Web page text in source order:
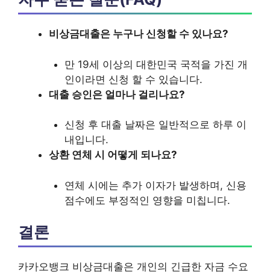
비상금대출은 누구나 신청할 수 있나요?
만 19세 이상의 대한민국 국적을 가진 개
인이라면 신청 할 수 있습니다.
대출 승인은 얼마나 걸리나요?
신청 후 대출 날짜은 일반적으로 하루 이
내입니다.
상환 연체 시 어떻게 되나요?
연체 시에는 추가 이자가 발생하며, 신용
점수에도 부정적인 영향을 미칩니다.
결론
카카오뱅크 비상금대출은 개인의 긴급한 자금 수요